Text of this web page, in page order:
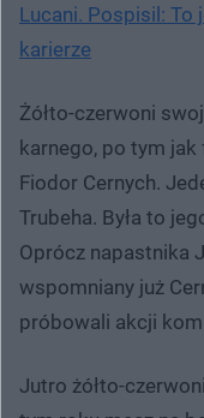
Lucani. Pospisil: To
karierze
Żółto-czerwoni
karnego, po tym jak
Fiodor Cernych.
Trubeha. Była to
Oprócz napastnika
wspomniany już
próbowali akcji
Jutro żółto-